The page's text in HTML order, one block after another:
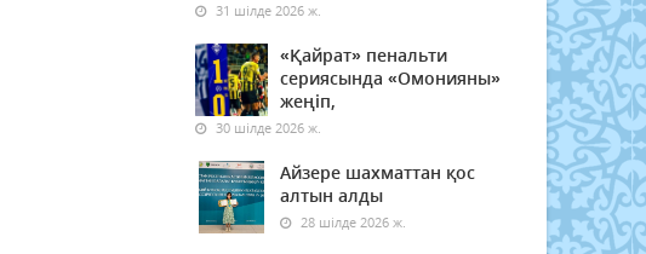
31 шілде 2026 ж.
«Қайрат» пенальти
сериясында «Омонияны»
жеңіп,
30 шілде 2026 ж.
Айзере шахматтан қос
алтын алды
28 шілде 2026 ж.